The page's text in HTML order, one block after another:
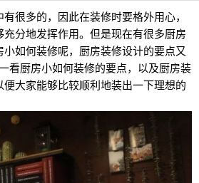
很多的，因此在装修时要格外用心，
分地发挥作用。但是现在有很多厨房
如何装修呢，厨房装修设计的要点又
看厨房小如何装修的要点，以及厨房装
大家能够比较顺利地装出一下理想的